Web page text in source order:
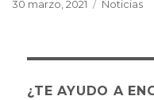
Publicado
30 marzo, 2021 Categorías
Noticias
¿TE AYUDO A